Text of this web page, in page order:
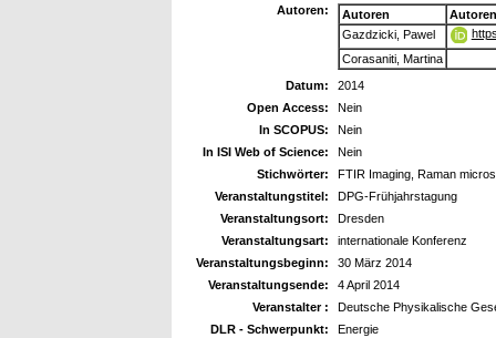
Autoren:
Autoren
Gazdzicki, Pawel
Corasaniti, Martina
Datum:
2014
Open Access:
Nein
In SCOPUS:
Nein
In ISI Web of Science:
Nein
Stichwörter:
FTIR Imaging, Raman
Veranstaltungstitel:
DPG-Frühjahrstagung
Veranstaltungsort:
Dresden
Veranstaltungsart:
internationale Konferenz
Veranstaltungsbeginn:
30 März 2014
Veranstaltungsende:
4 April 2014
Veranstalter :
Deutsche Physikalische
DLR - Schwerpunkt:
Energie